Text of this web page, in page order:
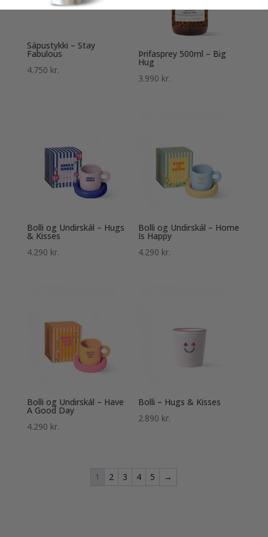
Sápustykki – Stay
Fabulous
4.750 kr.
Þrifasprey 500ml – Big
Hug
3.990 kr.
Bolli og Undirskál – Hugs
& Kisses
4.290 kr.
Bolli og Undirskál – Home
Is Happy
4.290 kr.
Bolli og Undirskál – Have
A Good Day
4.290 kr.
Bolli – Hugs & Kisses
2.890 kr.
1 2 3 4 5 →